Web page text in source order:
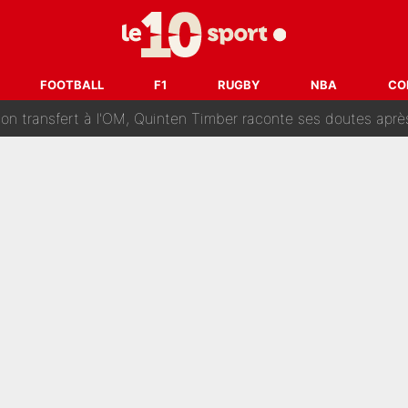
FOOTBALL F1 RUGBY NBA
un très gros contrat : Une marque «inattendue» va
: Le FC Barcelone prend la parole alors qu'un transfert
transfert à l'OM, Quinten Timber raconte ses doutes